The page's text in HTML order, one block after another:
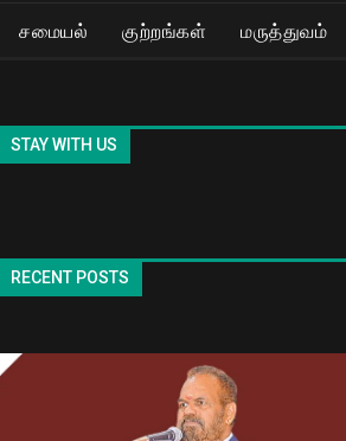
சமையல் குற்றங்கள் மருத்துவம்
STAY WITH US
RECENT POSTS